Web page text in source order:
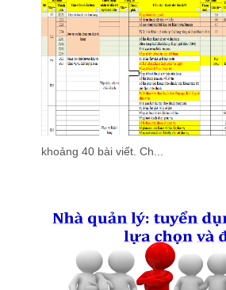
khoảng 40 bài viết. Ch...